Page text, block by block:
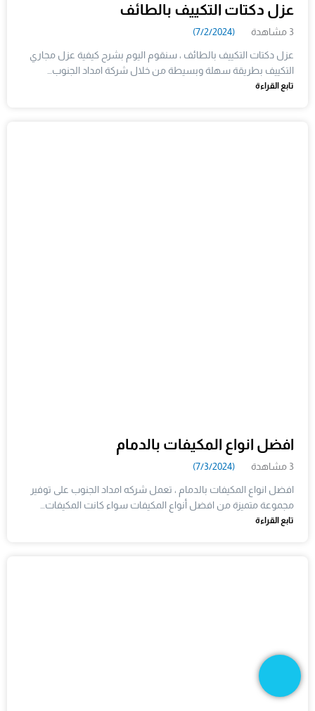
عزل دكتات التكييف بالطائف
3 مشاهدة (7/2/2024)
عزل دكتات التكييف بالطائف ، سنقوم اليوم بشرح كيفية عزل مجاري
التكييف بطريقة سهلة وبسيطة من خلال شركة امداد الجنوب…
تابع القراءة
افضل انواع المكيفات بالدمام
3 مشاهدة (7/3/2024)
افضل انواع المكيفات بالدمام ، تعمل شركه امداد الجنوب على توفير
مجموعة متميزة من افضل أنواع المكيفات سواء كانت المكيفات…
تابع القراءة